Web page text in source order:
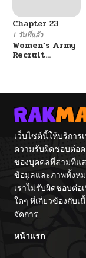
Chapter 23
1 วันที่แล้ว
Women’s Army
Recruit
เว็บไซต์นี้ให้บริการ
ความรับผิดชอบต่อ
ของบุคคลที่สามที่แ
ข้อมูลและภาพทั้งหม
เราไม่รับผิดชอบต่
ใดๆ ที่เกี่ยวข้องกับ
จัดการ
หน้าแรก